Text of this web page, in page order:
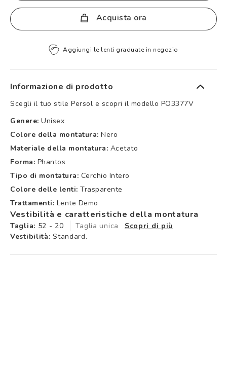
Acquista ora
Aggiungi le lenti graduate in negozio
Informazione di prodotto
Scegli il tuo stile Persol e scopri il modello PO3377V
Genere: Unisex
Colore della montatura: Nero
Materiale della montatura: Acetato
Forma: Phantos
Tipo di montatura: Cerchio Intero
Colore delle lenti: Trasparente
Trattamenti: Lente Demo
Vestibilità e caratteristiche della montatura
Taglia: 52 - 20 Taglia unica
Scopri di più
Vestibilità: Standard.